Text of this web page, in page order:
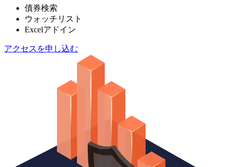
債券検索
ウォッチリスト
Excelアドイン
アクセスを申し込む